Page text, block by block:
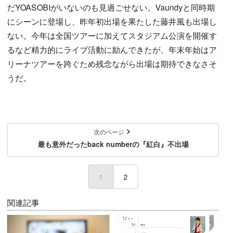
だYOASOBIがいないのも見過ごせない。Vaundyと同時期
にシーンに登場し、昨年初出場を果たした藤井風も出場し
ない。今年は全国ツアーに加えてスタジアム公演を開催す
るなど精力的にライブ活動に励んできたが、年末年始はア
リーナツアーを跨ぐため残念ながら出場は期待できなさそ
うだ。
次のページ
最も意外だったback numberの『紅白』不出場
1 (current)
2
関連記事